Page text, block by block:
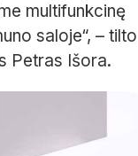
multifunkcinę
saloje“, – tilto
Petras Išora.